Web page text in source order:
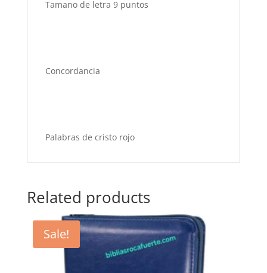
Tamano de letra 9 puntos
Concordancia
Palabras de cristo rojo
Related products
Sale!